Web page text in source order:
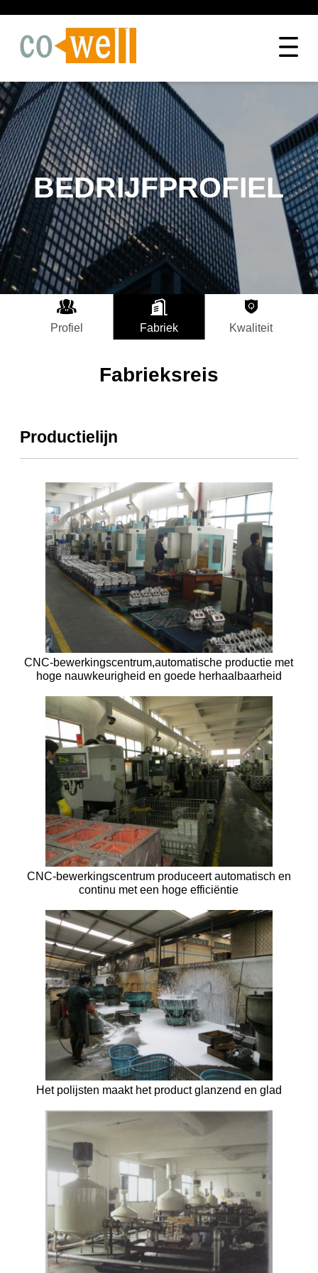
BEDRIJFPROFIEL
Profiel Fabriek Kwaliteit
Fabrieksreis
Productielijn
CNC-bewerkingscentrum,automatische productie met
hoge nauwkeurigheid en goede herhaalbaarheid
CNC-bewerkingscentrum produceert automatisch en
continu met een hoge efficiëntie
Het polijsten maakt het product glanzend en glad